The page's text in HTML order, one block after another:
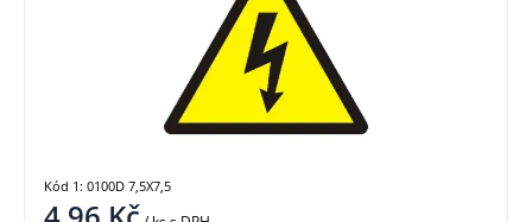
Kód 1: 0100D 7,5X7,5